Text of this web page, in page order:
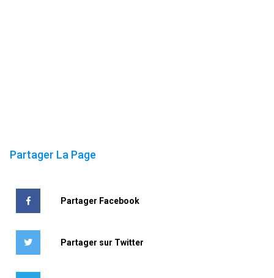
Partager La Page
Partager Facebook
Partager sur Twitter